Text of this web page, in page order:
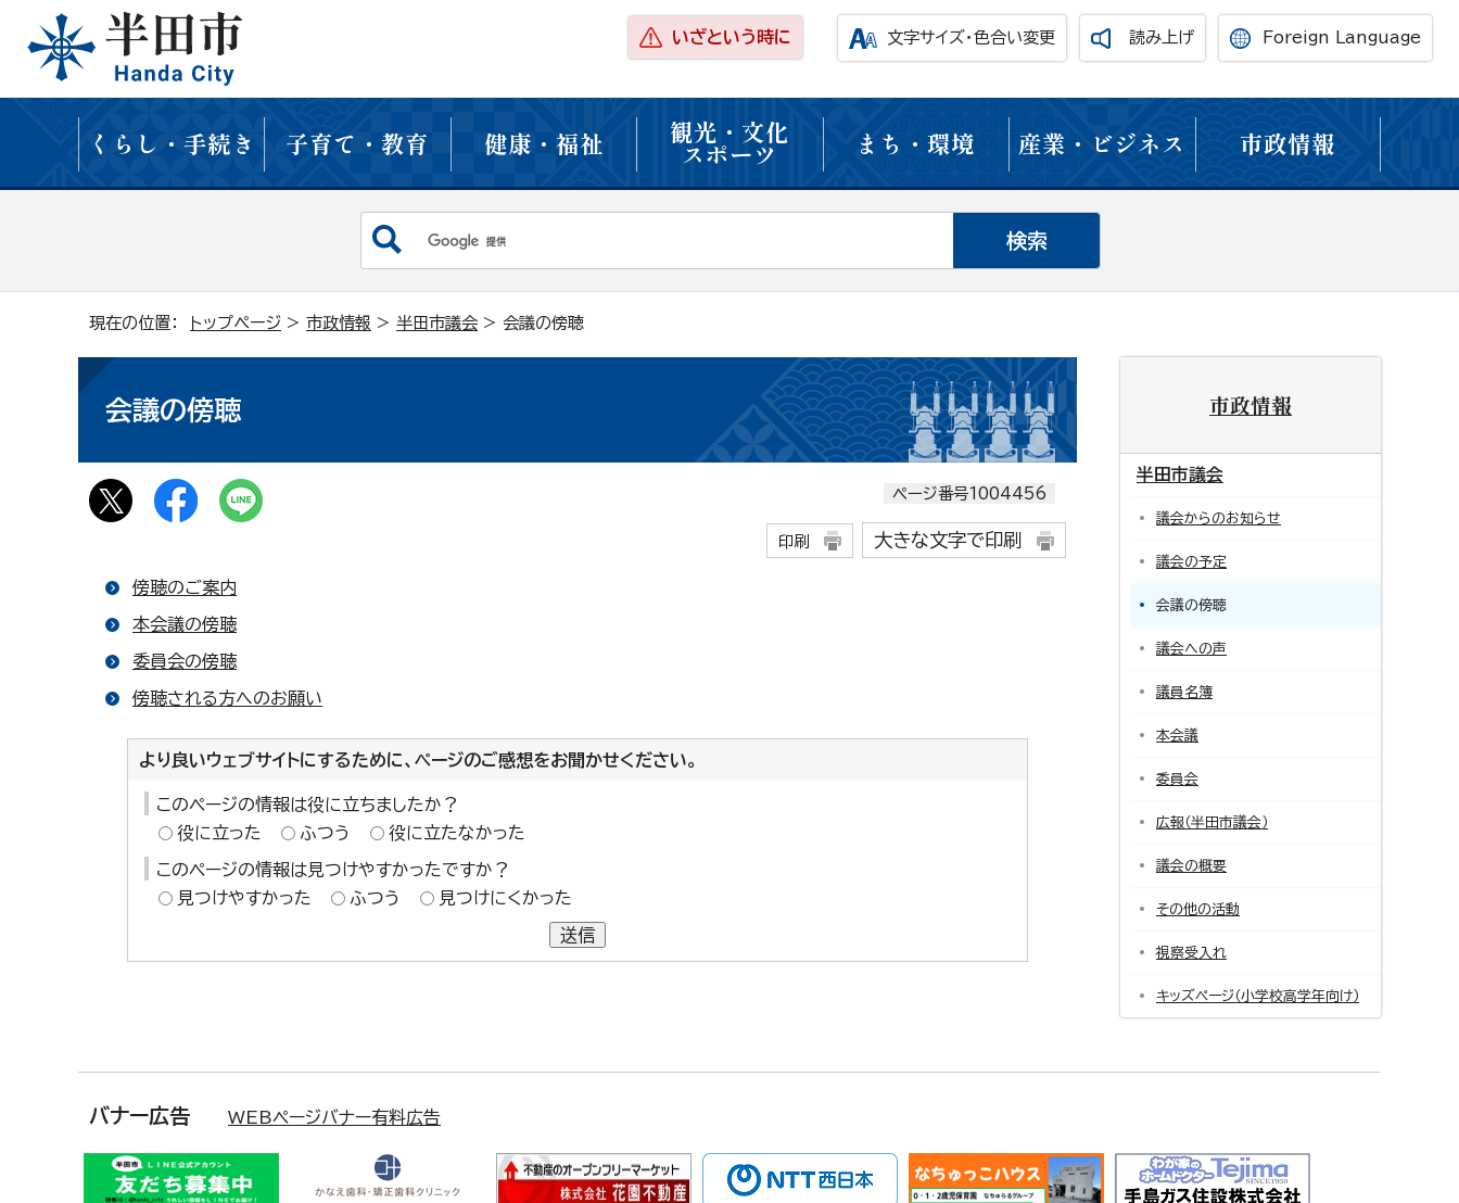
いざという時に 文字サイズ・色合い変更 読み上げ Foreign Language
くらし・手続き 子育て・教育 健康・福祉 観光・文化
スポーツ まち・環境 産業・ビジネス 市政情報
現在の位置： トップページ > 市政情報 > 半田市議会 > 会議の傍聴
会議の傍聴
ページ番号1004456
印刷 大きな文字で印刷
傍聴のご案内
本会議の傍聴
委員会の傍聴
傍聴される方へのお願い
より良いウェブサイトにするために、ページのご感想をお聞かせください。
このページの情報は役に立ちましたか？
役に立った
ふつう 役に立たなかった
このページの情報は見つけやすかったですか？
見つけやすかった
ふつう 見つけにくかった
送信
市政情報
半田市議会
議会からのお知らせ
議会の予定
会議の傍聴
議会への声
議員名簿
本会議
委員会
広報（半田市議会）
議会の概要
その他の活動
視察受入れ
キッズページ（小学校高学年向け）
バナー広告 WEBページバナー有料広告